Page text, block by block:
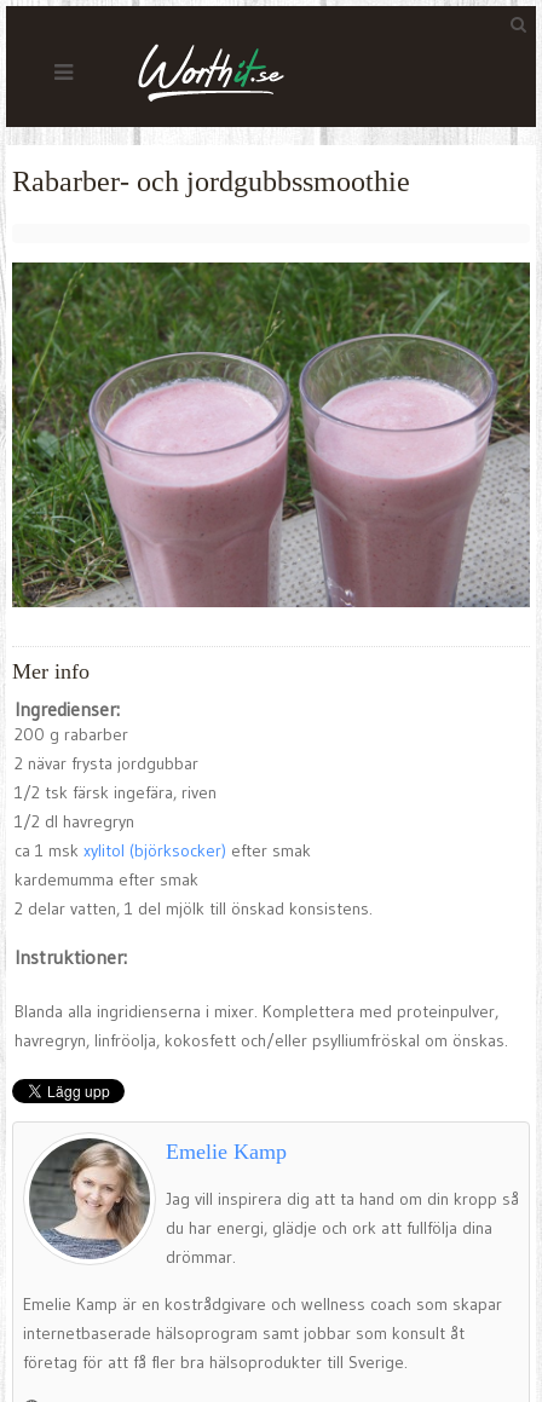
Rabarber- och jordgubbssmoothie
Mer info
Ingredienser:
200 g rabarber
2 nävar frysta jordgubbar
1/2 tsk färsk ingefära, riven
1/2 dl havregryn
ca 1 msk xylitol (björksocker) efter smak
kardemumma efter smak
2 delar vatten, 1 del mjölk till önskad konsistens.
Instruktioner:
Blanda alla ingridienserna i mixer. Komplettera med proteinpulver,
havregryn, linfröolja, kokosfett och/eller psylliumfröskal om önskas.
Emelie Kamp
Jag vill inspirera dig att ta hand om din kropp så
du har energi, glädje och ork att fullfölja dina
drömmar.
Emelie Kamp är en kostrådgivare och wellness coach som skapar
internetbaserade hälsoprogram samt jobbar som konsult åt
företag för att få fler bra hälsoprodukter till Sverige.